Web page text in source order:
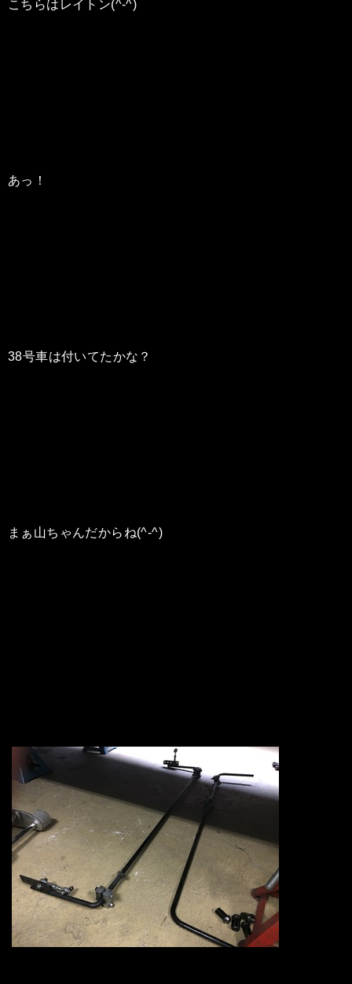
こちらはレイトン(^-^)
あっ！
38号車は付いてたかな？
まぁ山ちゃんだからね(^-^)